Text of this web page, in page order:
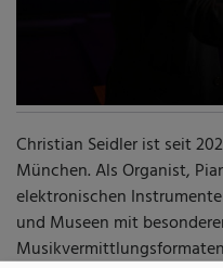
Christian Seidler ist seit
München. Als Organist,
elektronischen
und Museen mit